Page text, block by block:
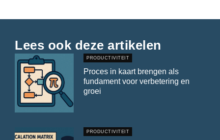
Lees ook deze artikelen
PRODUCTIVITEIT
Proces in kaart brengen als
fundament voor verbetering en
groei
PRODUCTIVITEIT